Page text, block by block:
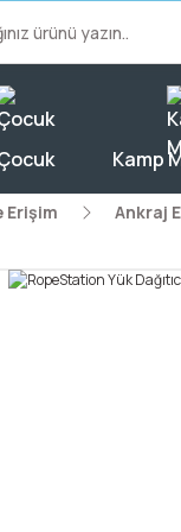
2000 TL Üzeri
Kamp
Erişim Ankraj